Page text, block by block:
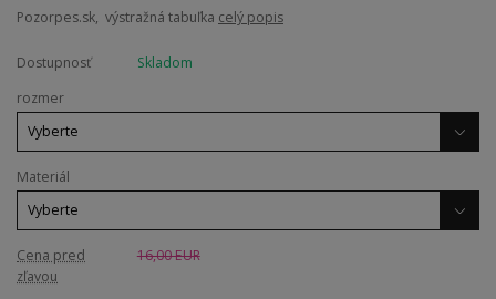
Pozorpes.sk, výstražná tabuľka celý popis
Dostupnosť
Skladom
rozmer
Materiál
Cena pred
zľavou
16,00 EUR